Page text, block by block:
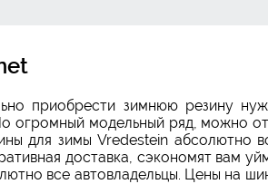
приобрести зимнюю резину
огромный модельный ряд, можно
для зимы Vredestein абсолютно
доставка, сэкономят вам
все автовладельцы. Цены на